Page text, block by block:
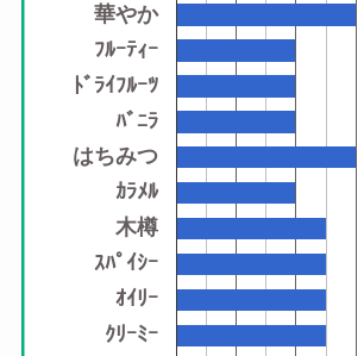
華やか
ﾌﾙｰﾃｨｰ
ﾄﾞﾗｲﾌﾙｰﾂ
ﾊﾞﾆﾗ
はちみつ
ｶﾗﾒﾙ
木樽
ｽﾊﾟｲｼｰ
ｵｲﾘｰ
ｸﾘｰﾐｰ